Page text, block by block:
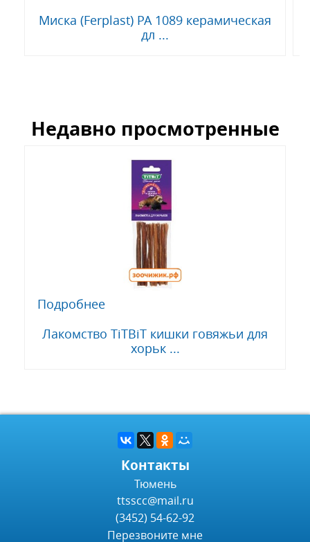
Миска (Ferplast) PA 1089 керамическая
дл ...
Недавно просмотренные
Подробнее
Лакомство TiTBiT кишки говяжьи для
хорьк ...
Контакты
Тюмень
ttsscc@mail.ru
(3452) 54-62-92
Перезвоните мне